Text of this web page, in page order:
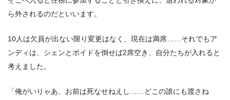
ら外されるのだといいます。
10人は欠員が出ない限り変更はなく、現在は満席……それでもア
ンディは、シェンとボイドを倒せば2席空き、自分たちが入れると
考えました。
「俺がいりゃあ、お前は死なせねえし……どこの誰にも渡さね